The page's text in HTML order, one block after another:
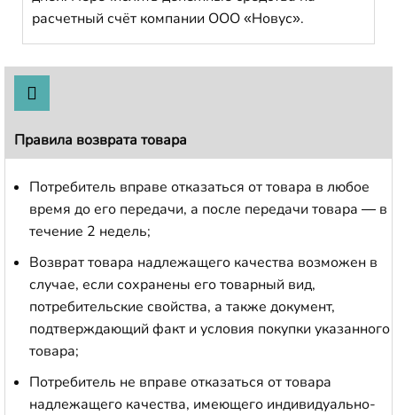
расчетный счёт компании ООО «Новус».
Правила возврата товара
Потребитель вправе отказаться от товара в любое
время до его передачи, а после передачи товара — в
течение 2 недель;
Возврат товара надлежащего качества возможен в
случае, если сохранены его товарный вид,
потребительские свойства, а также документ,
подтверждающий факт и условия покупки указанного
товара;
Потребитель не вправе отказаться от товара
надлежащего качества, имеющего индивидуально-